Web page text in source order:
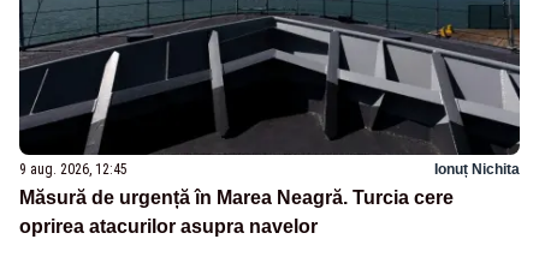
9 aug. 2026, 12:45 Ionuț Nichita
Măsură de urgență în Marea Neagră. Turcia cere
oprirea atacurilor asupra navelor